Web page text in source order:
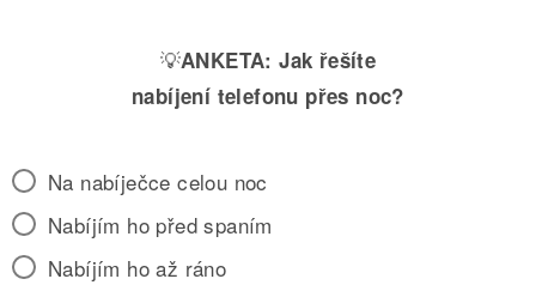
💡ANKETA: Jak řešíte
nabíjení telefonu přes noc?
Na nabíječce celou noc
Nabíjím ho před spaním
Nabíjím ho až ráno